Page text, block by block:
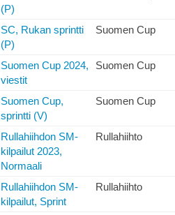
(P)
SC, Rukan sprintti
(P)
Suomen Cup
Suomen Cup 2024,
viestit
Suomen Cup
Suomen Cup,
sprintti (V)
Suomen Cup
Rullahiihdon SM-
kilpailut 2023,
Normaali
Rullahiihto
Rullahiihdon SM-
kilpailut, Sprint
Rullahiihto